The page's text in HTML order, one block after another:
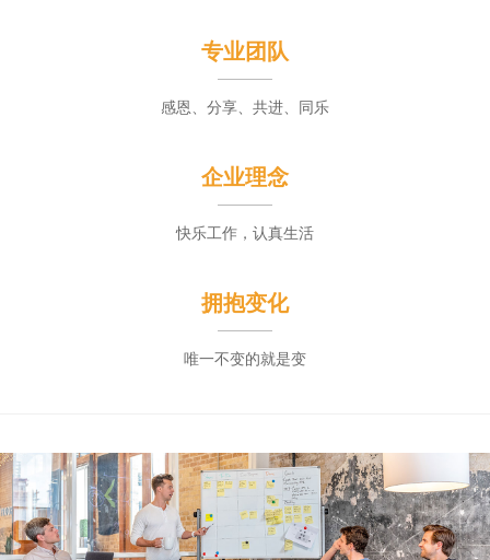
专业团队
感恩、分享、共进、同乐
企业理念
快乐工作，认真生活
拥抱变化
唯一不变的就是变